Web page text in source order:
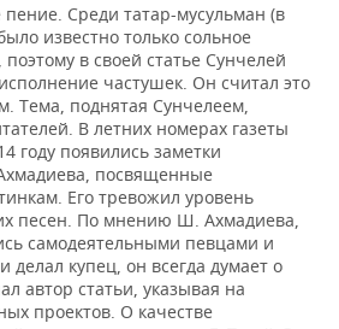
Среди татар-мусульман (в
известно только сольное
в своей статье Сунчелей
частушек. Он считал это
Тема, поднятая Сунчелеем,
В летних номерах газеты
году появились заметки
посвященные
Его тревожил уровень
песен. По мнению Ш. Ахмадиева,
самодеятельными певцами и
купец, он всегда думает о
автор статьи, указывая на
проектов. О качестве